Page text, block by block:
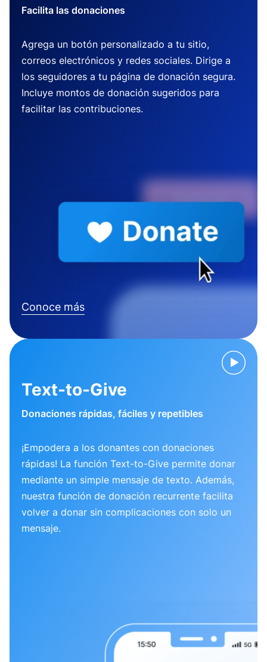
Facilita las donaciones
Agrega un botón personalizado a tu sitio,
correos electrónicos y redes sociales. Dirige a
los seguidores a tu página de donación segura.
Incluye montos de donación sugeridos para
facilitar las contribuciones.
Conoce más
Text-to-Give
Donaciones rápidas, fáciles y repetibles
¡Empodera a los donantes con donaciones
rápidas! La función Text-to-Give permite donar
mediante un simple mensaje de texto. Además,
nuestra función de donación recurrente facilita
volver a donar sin complicaciones con solo un
mensaje.